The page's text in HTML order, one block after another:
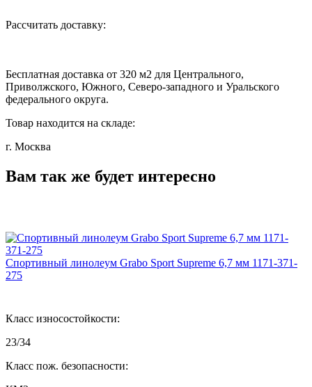
Рассчитать доставку:
Бесплатная доставка от 320 м2 для Центрального,
Приволжского, Южного, Северо-западного и Уральского
федерального округа.
Товар находится на складе:
г. Москва
Вам так же будет интересно
Спортивный линолеум Grabo Sport Supreme 6,7 мм 1171-371-
275
Класс износостойкости:
23/34
Класс пож. безопасности: